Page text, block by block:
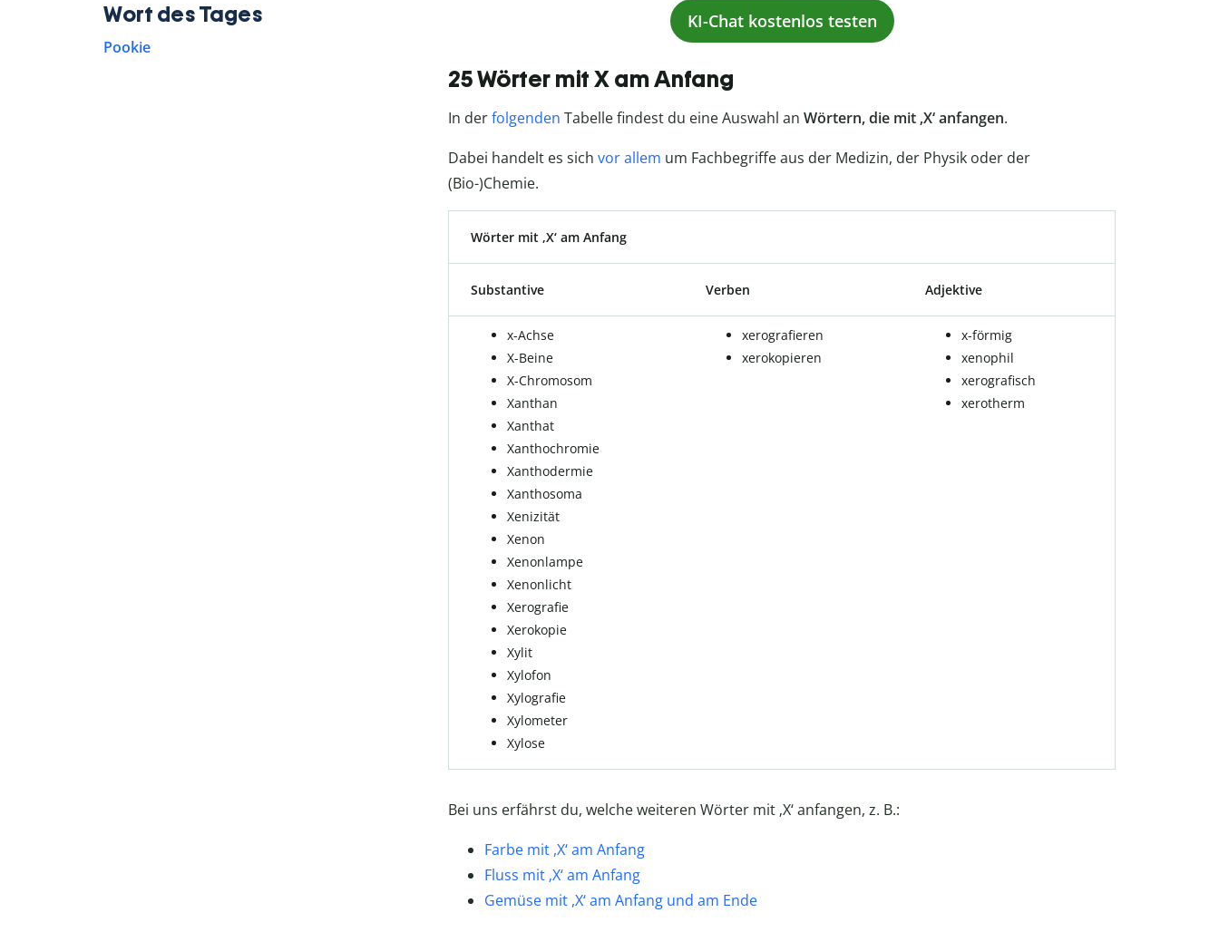
KI-Chat kostenlos testen
25 Wörter mit X am Anfang
In derfolgenden Tabelle findest du eine Auswahl an Wörtern, die mit ‚X‘ anfangen.
Dabei handelt es sich vor allem um Fachbegriffe aus der Medizin, der Physik oder der
(Bio-)Chemie.
Wörter mit ‚X‘ am Anfang
Substantive Verben Adjektive
x-Achse
X-Beine
X-Chromosom
Xanthan
Xanthat
Xanthochromie
Xanthodermie
Xanthosoma
Xenizität
Xenon
Xenonlampe
Xenonlicht
Xerografie
Xerokopie
Xylit
Xylofon
Xylografie
Xylometer
Xylose
xerografieren
xerokopieren
x-förmig
xenophil
xerografisch
xerotherm
Bei uns erfährst du, welche weiteren Wörter mit ‚X‘ anfangen, z. B.:
Farbe mit ,X‘ am Anfang
Fluss mit ‚X‘ am Anfang
Gemüse mit ,X‘ am Anfang und am Ende
Wort des Tages
Pookie